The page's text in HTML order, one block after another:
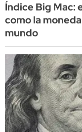
Índice Big Mac:
como la
mundo